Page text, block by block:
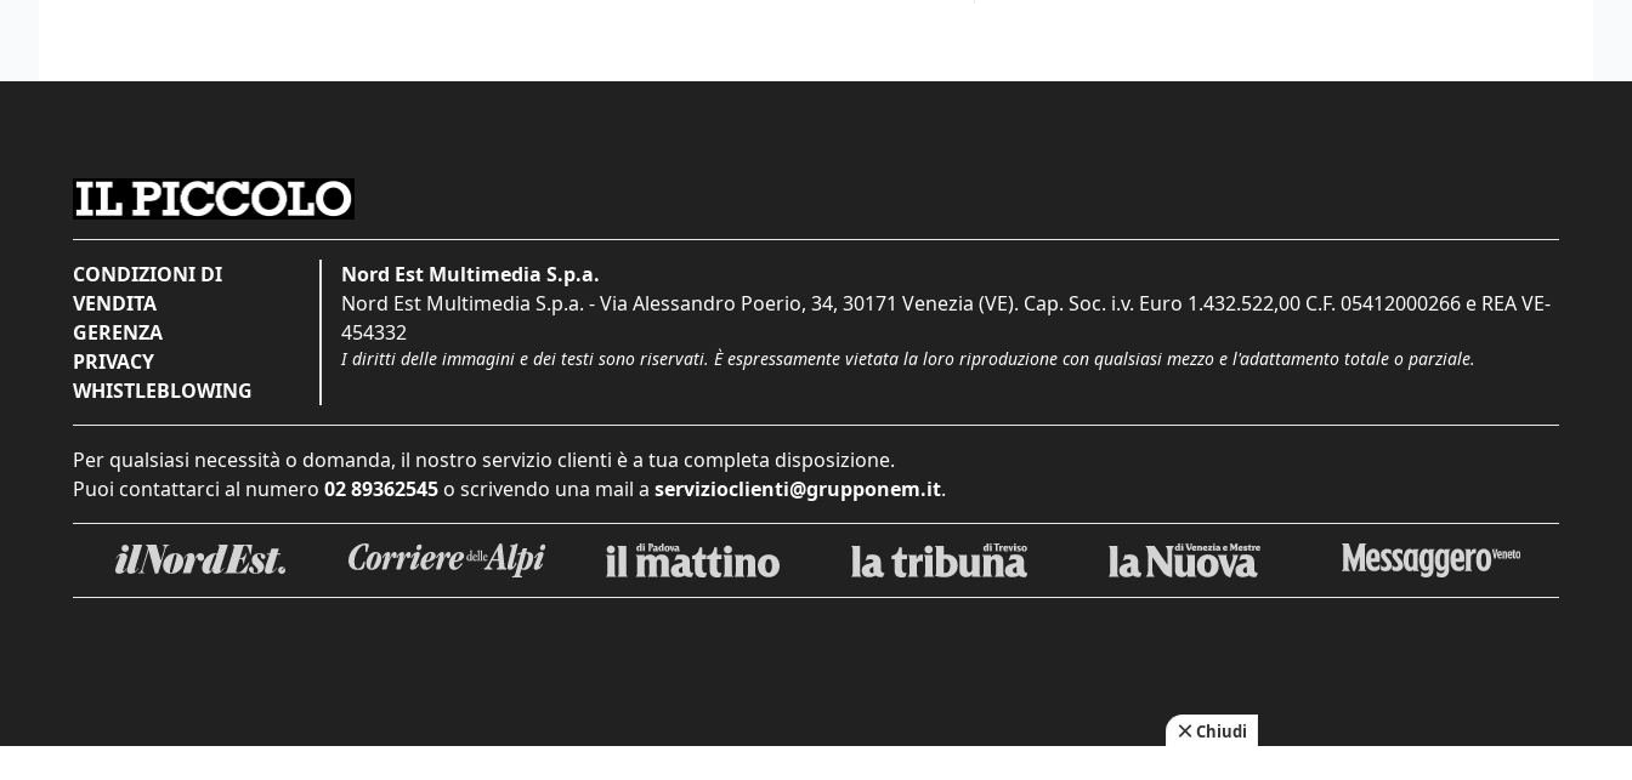
CONDIZIONI DI
VENDITA
GERENZA
PRIVACY
WHISTLEBLOWING
Nord Est Multimedia S.p.a.
Nord Est Multimedia S.p.a. - Via Alessandro Poerio, 34, 30171 Venezia (VE). Cap. Soc. i.v. Euro 1.432.522,00 C.F. 05412000266 e REA VE-
454332
I diritti delle immagini e dei testi sono riservati. È espressamente vietata la loro riproduzione con qualsiasi mezzo e l'adattamento totale o parziale.
Per qualsiasi necessità o domanda, il nostro servizio clienti è a tua completa disposizione.
Puoi contattarci al numero 02 89362545 o scrivendo una mail a servizioclienti@grupponem.it.
Chiudi